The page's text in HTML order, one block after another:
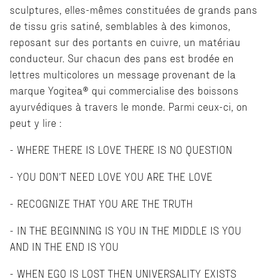
sculptures, elles-mêmes constituées de grands pans
de tissu gris satiné, semblables à des kimonos,
reposant sur des portants en cuivre, un matériau
conducteur. Sur chacun des pans est brodée en
lettres multicolores un message provenant de la
marque Yogitea® qui commercialise des boissons
ayurvédiques à travers le monde. Parmi ceux-ci, on
peut y lire :
- WHERE THERE IS LOVE THERE IS NO QUESTION
- YOU DON’T NEED LOVE YOU ARE THE LOVE
- RECOGNIZE THAT YOU ARE THE TRUTH
- IN THE BEGINNING IS YOU IN THE MIDDLE IS YOU
AND IN THE END IS YOU
- WHEN EGO IS LOST THEN UNIVERSALITY EXISTS